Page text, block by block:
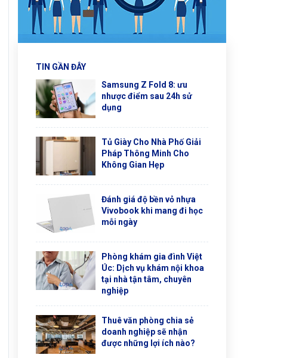
TIN GẦN ĐÂY
Samsung Z Fold 8: ưu
nhược điểm sau 24h sử
dụng
Tủ Giày Cho Nhà Phố Giải
Pháp Thông Minh Cho
Không Gian Hẹp
Đánh giá độ bền vỏ nhựa
Vivobook khi mang đi học
mỗi ngày
Phòng khám gia đình Việt
Úc: Dịch vụ khám nội khoa
tại nhà tận tâm, chuyên
nghiệp
Thuê văn phòng chia sẻ
doanh nghiệp sẽ nhận
được những lợi ích nào?